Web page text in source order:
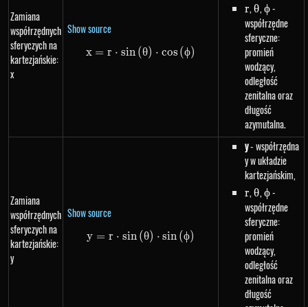
Zamiana
współrzędnych
sferyczych na
kartezjańskie:
x
Show source
x=r \cdot
x = r ⋅ sin (θ) ⋅ cos (ϕ)
r
r,\theta
θ, \phi
ϕ-
współrzędne
sferyczne:
promień
wodzący,
odległość
zenitalna oraz
długość
azymutalna.
Zamiana
współrzędnych
sferyczych na
kartezjańskie:
y
Show source
y=r \cdot
y = r ⋅ sin (θ) ⋅ sin(ϕ)
y- współrzędna
y w układzie
kartezjańskim,
r
r,\theta
θ, \phi
ϕ-
współrzędne
sferyczne:
promień
wodzący,
odległość
zenitalna oraz
długość